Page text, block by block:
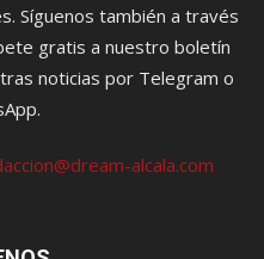
Síguenos también a través
gratis a nuestro boletín
noticias por Telegram o
alcala.com